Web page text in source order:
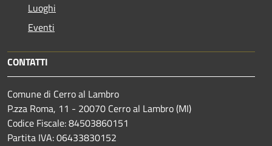
Luoghi
Eventi
CONTATTI
Comune di Cerro al Lambro
P.zza Roma, 11 - 20070 Cerro al Lambro (MI)
Codice Fiscale: 84503860151
Partita IVA: 06433830152